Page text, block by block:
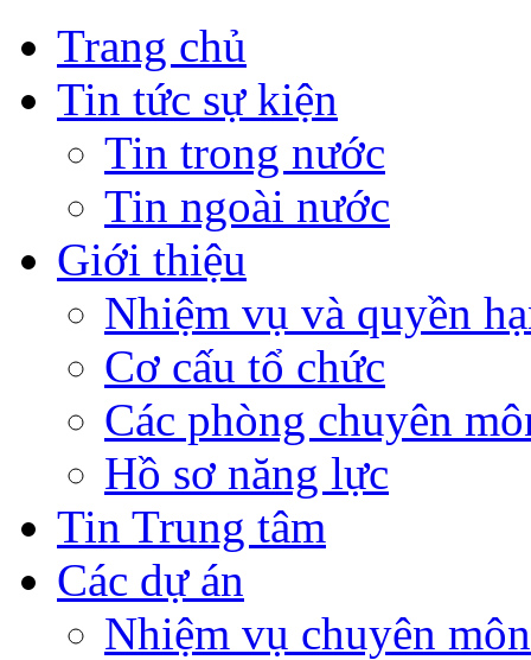
Trang chủ
Tin tức sự kiện
Tin trong nước
Tin ngoài nước
Giới thiệu
Nhiệm vụ và quyền
Cơ cấu tổ chức
Các phòng chuyên
Hồ sơ năng lực
Tin Trung tâm
Các dự án
Nhiệm vụ chuyên môn